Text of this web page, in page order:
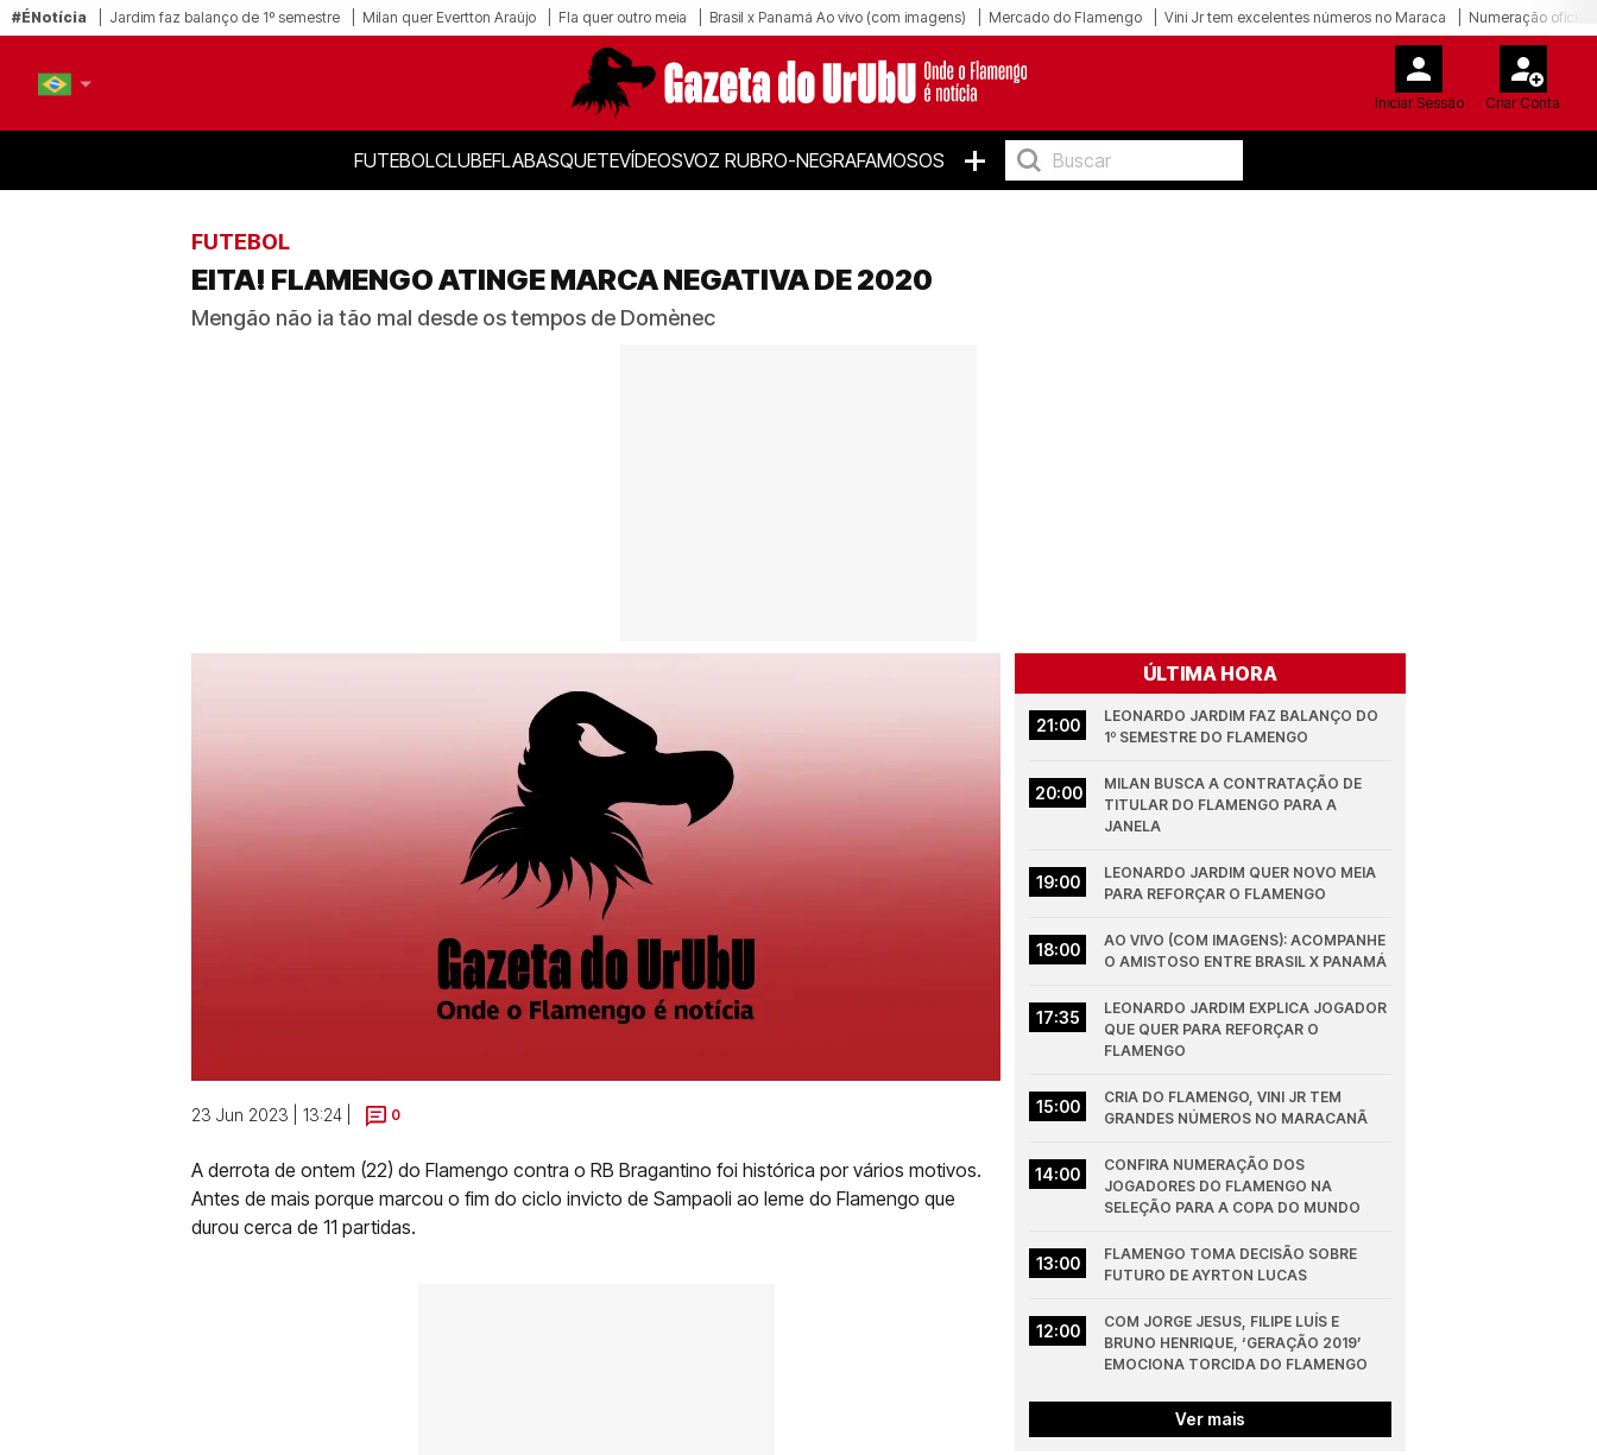
#ÉNotícia Jardim faz balanço de 1º semestre Milan quer Evertton Araújo Fla quer outro meia Brasil x Panamá Ao vivo (com imagens) Mercado do Flamengo Vini Jr tem excelentes números no Maraca Numeração oficial
Iniciar Sessão Criar Conta
FUTEBOLCLUBEFLABASQUETEVÍDEOSVOZ RUBRO-NEGRAFAMOSOS +
FUTEBOL
EITA! FLAMENGO ATINGE MARCA NEGATIVA DE 2020
Mengão não ia tão mal desde os tempos de Domènec
23 Jun 2023 | 13:24 | 0
A derrota de ontem (22) do Flamengo contra o RB Bragantino foi histórica por vários motivos.
Antes de mais porque marcou o fim do ciclo invicto de Sampaoli ao leme do Flamengo que
durou cerca de 11 partidas.
ÚLTIMA HORA
21:00
LEONARDO JARDIM FAZ BALANÇO DO
1º SEMESTRE DO FLAMENGO
20:00
MILAN BUSCA A CONTRATAÇÃO DE
TITULAR DO FLAMENGO PARA A
JANELA
19:00
LEONARDO JARDIM QUER NOVO MEIA
PARA REFORÇAR O FLAMENGO
18:00
AO VIVO (COM IMAGENS): ACOMPANHE
O AMISTOSO ENTRE BRASIL X PANAMÁ
17:35
LEONARDO JARDIM EXPLICA JOGADOR
QUE QUER PARA REFORÇAR O
FLAMENGO
15:00
CRIA DO FLAMENGO, VINI JR TEM
GRANDES NÚMEROS NO MARACANÃ
14:00
CONFIRA NUMERAÇÃO DOS
JOGADORES DO FLAMENGO NA
SELEÇÃO PARA A COPA DO MUNDO
13:00
FLAMENGO TOMA DECISÃO SOBRE
FUTURO DE AYRTON LUCAS
12:00
COM JORGE JESUS, FILIPE LUÍS E
BRUNO HENRIQUE, ‘GERAÇÃO 2019’
EMOCIONA TORCIDA DO FLAMENGO
Ver mais